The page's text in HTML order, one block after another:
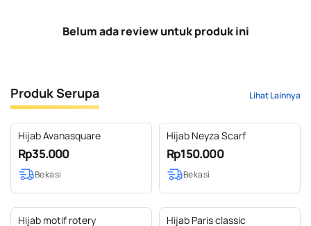
Belum ada review untuk produk ini
Produk Serupa Lihat Lainnya
Hijab Avanasquare
Rp35.000
Bekasi
Hijab Neyza Scarf
Rp150.000
Bekasi
Hijab motif rotery Hijab Paris classic